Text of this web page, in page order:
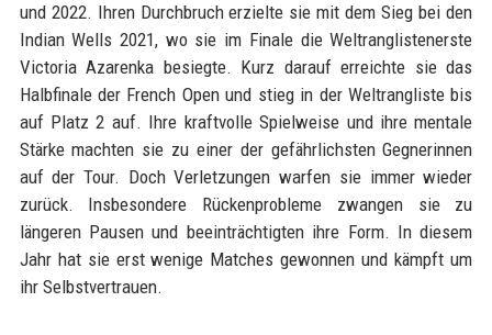
und 2022. Ihren Durchbruch erzielte sie mit dem Sieg bei den
Indian Wells 2021, wo sie im Finale die Weltranglistenerste
Victoria Azarenka besiegte. Kurz darauf erreichte sie das
Halbfinale der French Open und stieg in der Weltrangliste bis
auf Platz 2 auf. Ihre kraftvolle Spielweise und ihre mentale
Stärke machten sie zu einer der gefährlichsten Gegnerinnen
auf der Tour. Doch Verletzungen warfen sie immer wieder
zurück. Insbesondere Rückenprobleme zwangen sie zu
längeren Pausen und beeinträchtigten ihre Form. In diesem
Jahr hat sie erst wenige Matches gewonnen und kämpft um
ihr Selbstvertrauen.